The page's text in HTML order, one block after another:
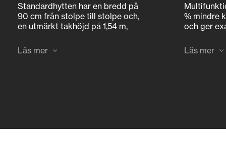
Standardhytten har en bredd på
90 cm från stolpe till stolpe och,
en utmärkt takhöjd på 1,54 m,
De kompakta modellerna kommer
in i låga byggnader, då de är 2,10 m
Läs mer
% mindre
och ger
kan även
på det
Läs mer